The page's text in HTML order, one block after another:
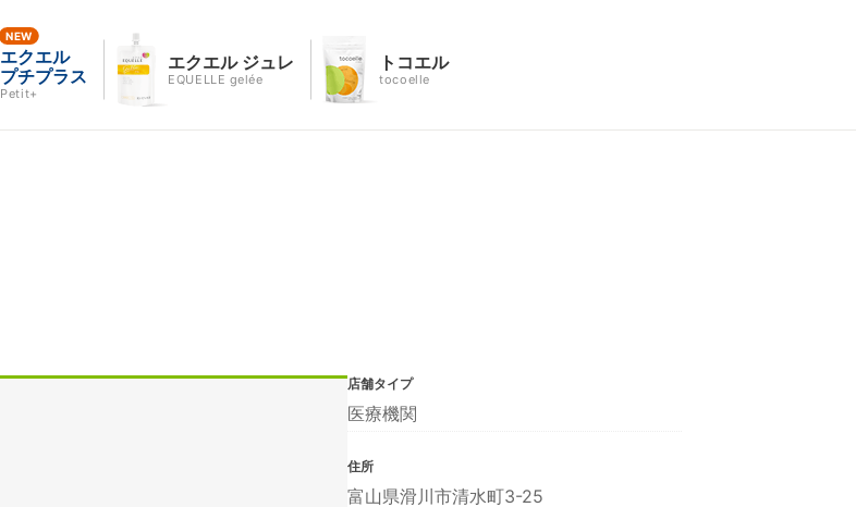
エクエル
プチプラス
Petit+
エクエル ジュレ
EQUELLE gelée
トコエル
tocoelle
店舗タイプ
医療機関
住所
富山県滑川市清水町3-25